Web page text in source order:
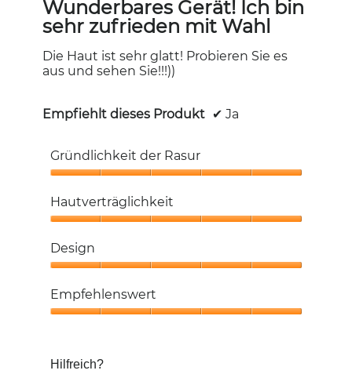
5
Sternen.
Wunderbares Gerät! Ich bin
sehr zufrieden mit Wahl
Die Haut ist sehr glatt! Probieren Sie es
aus und sehen Sie!!!))
Empfiehlt dieses Produkt ✔ Ja
Gründlichkeit der Rasur
der
Rasur,
von
5
Hautverträglichkeit
5
von
Design
5
von
Empfehlenswert
5
Hilfreich?